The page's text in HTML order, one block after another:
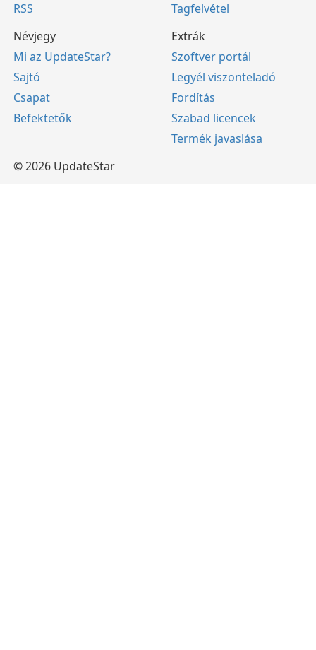
RSS
Tagfelvétel
Névjegy
Mi az UpdateStar?
Sajtó
Csapat
Befektetők
Extrák
Szoftver portál
Legyél viszonteladó
Fordítás
Szabad licencek
Termék javaslása
© 2026 UpdateStar